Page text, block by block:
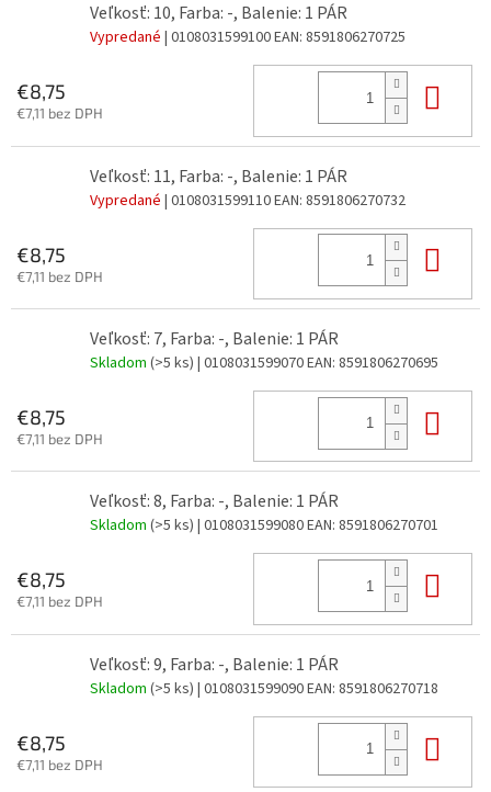
Veľkosť: 10, Farba: -, Balenie: 1 PÁR
Vypredané | 0108031599100EAN: 8591806270725
€8,75
€7,11 bez DPH
Veľkosť: 11, Farba: -, Balenie: 1 PÁR
Vypredané | 0108031599110EAN: 8591806270732
€8,75
€7,11 bez DPH
Veľkosť: 7, Farba: -, Balenie: 1 PÁR
Skladom (>5 ks) | 0108031599070EAN: 8591806270695
€8,75
€7,11 bez DPH
Veľkosť: 8, Farba: -, Balenie: 1 PÁR
Skladom (>5 ks) | 0108031599080EAN: 8591806270701
€8,75
€7,11 bez DPH
Veľkosť: 9, Farba: -, Balenie: 1 PÁR
Skladom (>5 ks) | 0108031599090EAN: 8591806270718
€8,75
€7,11 bez DPH